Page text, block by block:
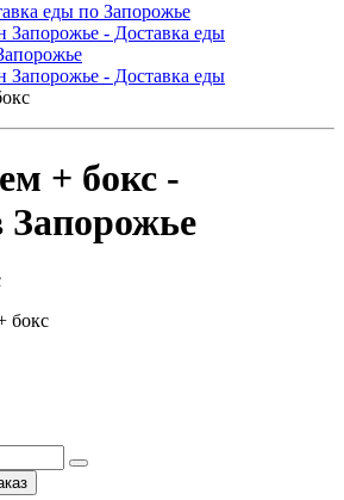
еды по Запорожье
Запорожье - Доставка еды
Запорожье - Доставка еды
+ бокс -
Запорожье